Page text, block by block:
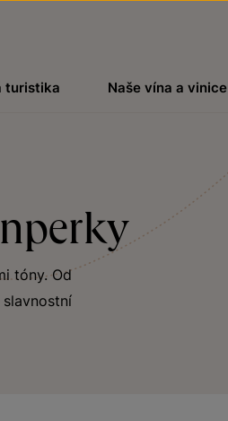
turistika Naše vína a vinice
tóny. Od